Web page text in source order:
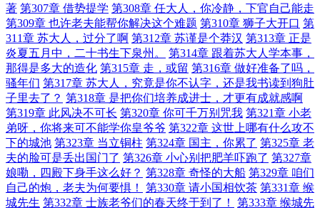
著 第307章 借势提学 第308章 任大人，你冷静，下官自己能走
第309章 也许老夫能帮你解决这个难题 第310章 狮子大开口 第
311章 苏大人，过分了啊 第312章 苏谨是个莽汉 第313章 正是
炎夏五月中，二十书生下泉州。
第314章 跟着苏大人学本事，
那得是多大的造化 第315章 走，或留 第316章 做好准备了吗，
骚年们 第317章 苏大人，究竟是你不认字，还是我书读到狗肚
子里去了？ 第318章 是把你们培养成进士，才更有成就感啊
第319章 此风决不可长 第320章 你可千万别咒我 第321章 小老
弟呀，你将来可不能学你皇爷爷 第322章 这世上哪有什么攻不
下的城池 第323章 当立铜柱 第324章 国主，你累了 第325章 老
夫的脸可是丢出国门了 第326章 小心别把肥羊吓跑了 第327章
娘嘞，四殿下身手这么好？ 第328章 奇怪的大船 第329章 咱们
自己的炮，老夫为何要惧！
第330章 请小国相饮茶 第331章 缑
城先生 第332章 士族老爷们的春天终于到了！
第333章 缑城先